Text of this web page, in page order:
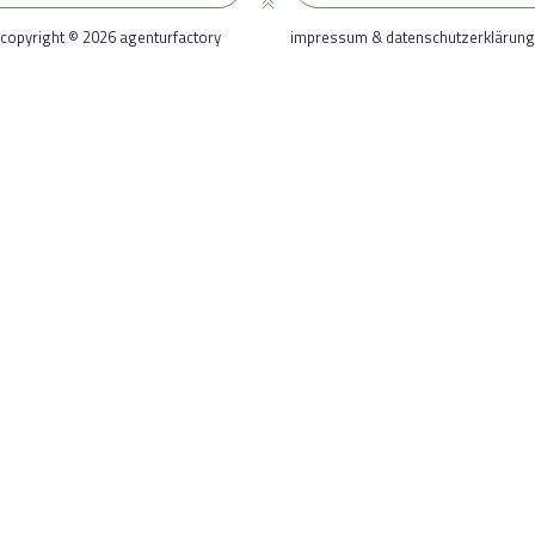
copyright © 2026 agenturfactory impressum & datenschutzerklärung